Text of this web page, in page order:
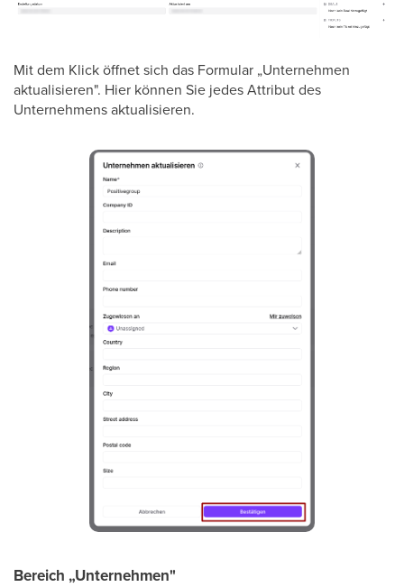
Mit dem Klick öffnet sich das Formular „Unternehmen
aktualisieren". Hier können Sie jedes Attribut des
Unternehmens aktualisieren.
Bereich „Unternehmen"